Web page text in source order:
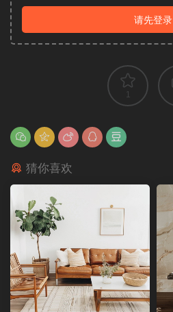
请先登录
1
猜你喜欢